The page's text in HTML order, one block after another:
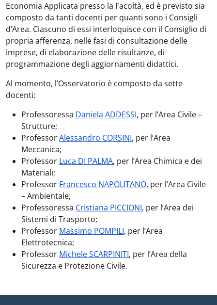
Economia Applicata presso la Facoltà, ed è previsto sia
composto da tanti docenti per quanti sono i Consigli
d’Area. Ciascuno di essi interloquisce con il Consiglio di
propria afferenza, nelle fasi di consultazione delle
imprese, di elaborazione delle risultanze, di
programmazione degli aggiornamenti didattici.
Al momento, l’Osservatorio è composto da sette
docenti:
Professoressa Daniela ADDESSI, per l’Area Civile –
Strutture;
ProfessorAlessandro CORSINI, per l’Area
Meccanica;
Professor Luca DI PALMA, per l’Area Chimica e dei
Materiali;
Professor Francesco NAPOLITANO, per l’Area Civile
– Ambientale;
Professoressa Cristiana PICCIONI, per l’Area dei
Sistemi di Trasporto;
Professor Massimo POMPILI, per l’Area
Elettrotecnica;
Professor Michele SCARPINITI, per l’Area della
Sicurezza e Protezione Civile.